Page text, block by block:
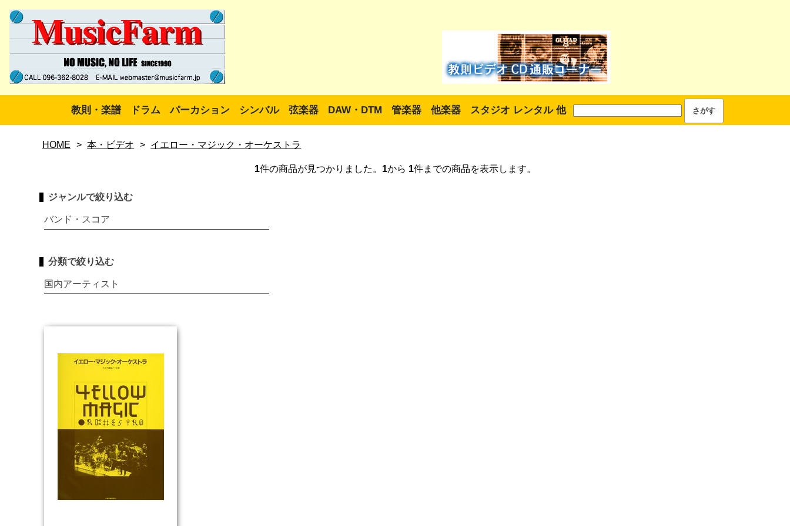
教則・楽譜 ドラム パーカション シンバル 弦楽器 DAW・DTM 管楽器 他楽器 スタジオ レンタル 他
HOME > 本・ビデオ > イエロー・マジック・オーケストラ
1件の商品が見つかりました。 1から 1件までの商品を表示します。
ジャンルで絞り込む
バンド・スコア
分類で絞り込む
国内アーティスト